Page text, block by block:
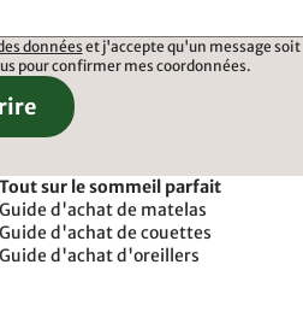
donnéeset j'accepte qu'un message soit
pour confirmer mes coordonnées.
Tout sur le sommeil parfait
Guide d'achat de matelas
Guide d'achat de couettes
Guide d'achat d'oreillers